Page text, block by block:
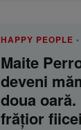
HAPPY PEOPLE
Maite
deveni
doua
frățior